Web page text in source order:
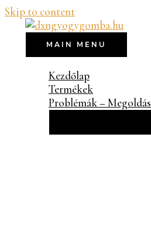
Skip to content
MAIN MENU
Kezdőlap
Termékek
Problémák –